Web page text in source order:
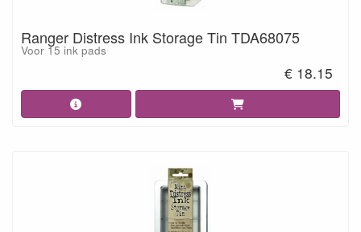
Ranger Distress Ink Storage Tin TDA68075
Voor 15 ink pads
€ 18.15